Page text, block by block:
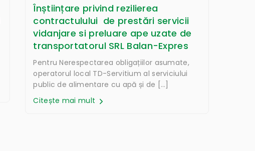
Înștiințare privind rezilierea
contractulului de prestări servicii
vidanjare si preluare ape uzate de
transportatorul SRL Balan-Expres
Pentru Nerespectarea obligațiilor asumate,
operatorul local TD-Servitium al serviciului
public de alimentare cu apă și de […]
Citește mai mult